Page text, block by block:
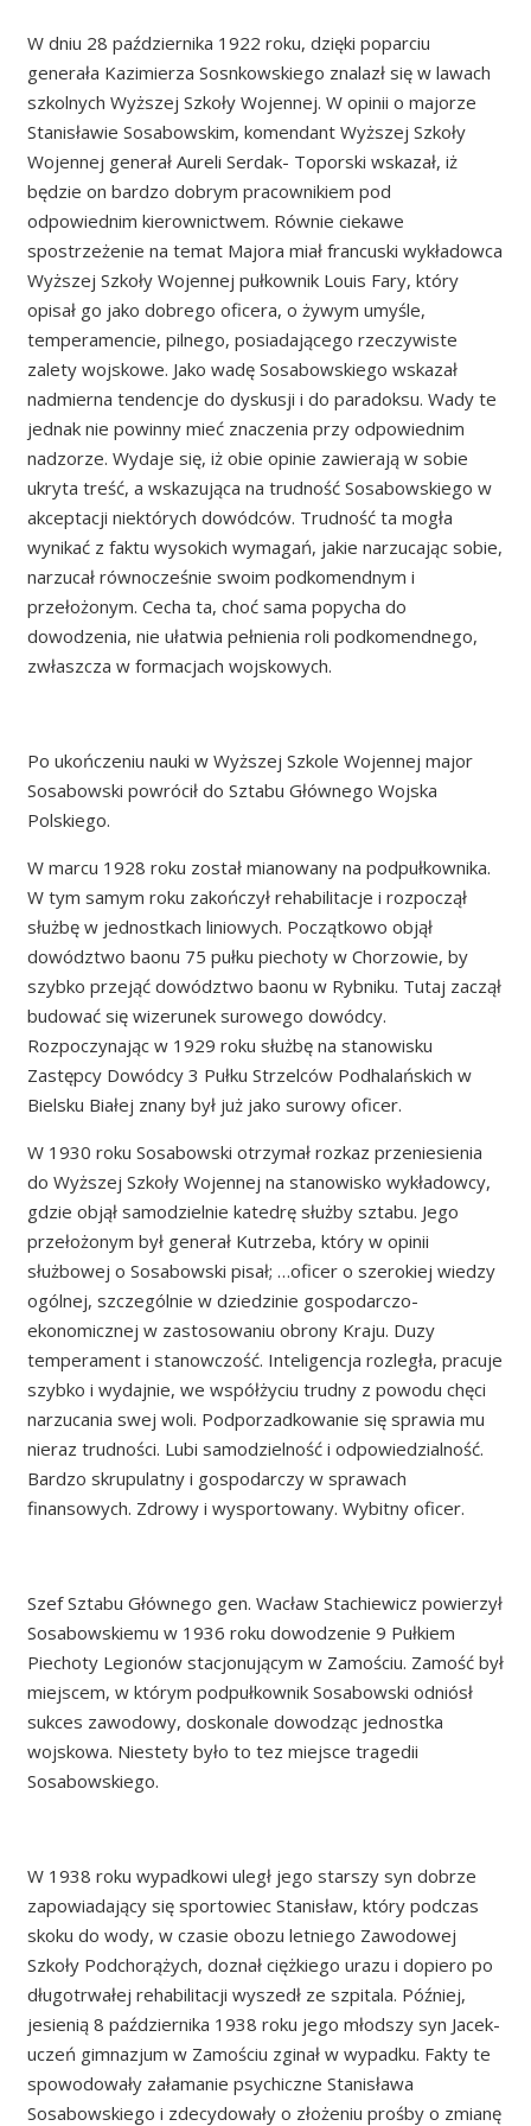
W dniu 28 października 1922 roku, dzięki poparciu
generała Kazimierza Sosnkowskiego znalazł się w lawach
szkolnych Wyższej Szkoły Wojennej. W opinii o majorze
Stanisławie Sosabowskim, komendant Wyższej Szkoły
Wojennej generał Aureli Serdak- Toporski wskazał, iż
będzie on bardzo dobrym pracownikiem pod
odpowiednim kierownictwem. Równie ciekawe
spostrzeżenie na temat Majora miał francuski wykładowca
Wyższej Szkoły Wojennej pułkownik Louis Fary, który
opisał go jako dobrego oficera, o żywym umyśle,
temperamencie, pilnego, posiadającego rzeczywiste
zalety wojskowe. Jako wadę Sosabowskiego wskazał
nadmierna tendencje do dyskusji i do paradoksu. Wady te
jednak nie powinny mieć znaczenia przy odpowiednim
nadzorze. Wydaje się, iż obie opinie zawierają w sobie
ukryta treść, a wskazująca na trudność Sosabowskiego w
akceptacji niektórych dowódców. Trudność ta mogła
wynikać z faktu wysokich wymagań, jakie narzucając sobie,
narzucał równocześnie swoim podkomendnym i
przełożonym. Cecha ta, choć sama popycha do
dowodzenia, nie ułatwia pełnienia roli podkomendnego,
zwłaszcza w formacjach wojskowych.
Po ukończeniu nauki w Wyższej Szkole Wojennej major
Sosabowski powrócił do Sztabu Głównego Wojska
Polskiego.
W marcu 1928 roku został mianowany na podpułkownika.
W tym samym roku zakończył rehabilitacje i rozpoczął
służbę w jednostkach liniowych. Początkowo objął
dowództwo baonu 75 pułku piechoty w Chorzowie, by
szybko przejąć dowództwo baonu w Rybniku. Tutaj zaczął
budować się wizerunek surowego dowódcy.
Rozpoczynając w 1929 roku służbę na stanowisku
Zastępcy Dowódcy 3 Pułku Strzelców Podhalańskich w
Bielsku Białej znany był już jako surowy oficer.
W 1930 roku Sosabowski otrzymał rozkaz przeniesienia
do Wyższej Szkoły Wojennej na stanowisko wykładowcy,
gdzie objął samodzielnie katedrę służby sztabu. Jego
przełożonym był generał Kutrzeba, który w opinii
służbowej o Sosabowski pisał; …oficer o szerokiej wiedzy
ogólnej, szczególnie w dziedzinie gospodarczo-
ekonomicznej w zastosowaniu obrony Kraju. Duzy
temperament i stanowczość. Inteligencja rozległa, pracuje
szybko i wydajnie, we współżyciu trudny z powodu chęci
narzucania swej woli. Podporzadkowanie się sprawia mu
nieraz trudności. Lubi samodzielność i odpowiedzialność.
Bardzo skrupulatny i gospodarczy w sprawach
finansowych. Zdrowy i wysportowany. Wybitny oficer.
Szef Sztabu Głównego gen. Wacław Stachiewicz powierzył
Sosabowskiemu w 1936 roku dowodzenie 9 Pułkiem
Piechoty Legionów stacjonującym w Zamościu. Zamość był
miejscem, w którym podpułkownik Sosabowski odniósł
sukces zawodowy, doskonale dowodząc jednostka
wojskowa. Niestety było to tez miejsce tragedii
Sosabowskiego.
W 1938 roku wypadkowi uległ jego starszy syn dobrze
zapowiadający się sportowiec Stanisław, który podczas
skoku do wody, w czasie obozu letniego Zawodowej
Szkoły Podchorążych, doznał ciężkiego urazu i dopiero po
długotrwałej rehabilitacji wyszedł ze szpitala. Później,
jesienią 8 października 1938 roku jego młodszy syn Jacek-
uczeń gimnazjum w Zamościu zginał w wypadku. Fakty te
spowodowały załamanie psychiczne Stanisława
Sosabowskiego i zdecydowały o złożeniu prośby o zmianę